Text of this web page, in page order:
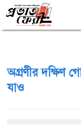
অগ্রণীর দক্ষিণ
যাও